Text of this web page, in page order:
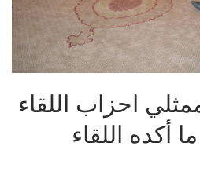
احزاب اللقاء
أكده اللقاء